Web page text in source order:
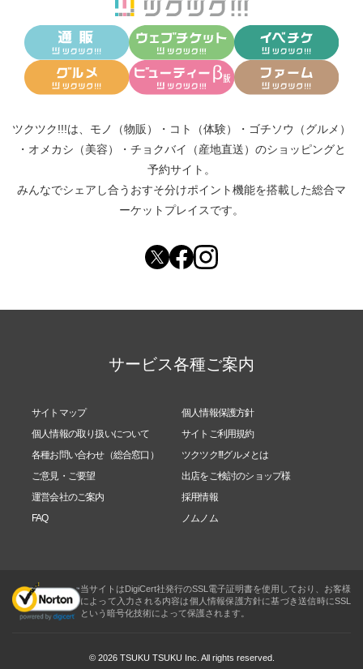
ツクツク!!!は、 モノ（物販） ・ コト（体験） ・ ゴチソウ（グルメ）
・ オメカシ（美容） ・ チョクバイ（産地直送） のショッピングと
予約サイト。
みんなでシェアし合う おすそ分けポイント機能を搭載した総合マ
ーケットプレイスです。
サービス各種ご案内
サイトマップ
個人情報保護方針
個人情報の取り扱いについて
サイトご利用規約
各種お問い合わせ（総合窓口）
ツクツク!!!グルメとは
ご意見・ご要望
出店をご検討のショップ様
運営会社のご案内
採用情報
FAQ
ノムノム
当サイトはDigiCert社発行のSSL電子証明書を使用しており、お客様
によって入力される内容は個人情報保護方針に基づき送信時にSSL
という暗号化技術によって保護されます。
© 2026 TSUKU TSUKU Inc. All rights reserved.